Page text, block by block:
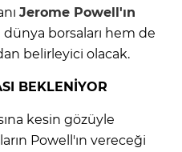
Jerome Powell'ın
dünya borsaları hem de
belirleyici olacak.
BEKLENİYOR
kesin gözüyle
Powell'ın vereceği